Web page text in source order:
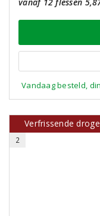
Vandaag besteld,
Verfrissende
2